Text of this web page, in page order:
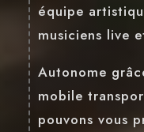
équipe
musiciens live
Autonome
mobile
pouvons vous